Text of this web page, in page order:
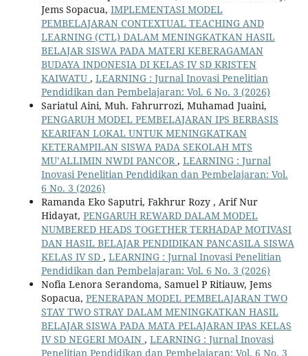
Jems Sopacua, IMPLEMENTASI MODEL
PEMBELAJARAN CONTEXTUAL TEACHING AND
LEARNING (CTL) DALAM MENINGKATKAN HASIL
BELAJAR SISWA PADA MATERI KEBERAGAMAN
BUDAYA INDONESIA DI KELAS IV SD KRISTEN
KAIWATU , LEARNING : Jurnal Inovasi Penelitian
Pendidikan dan Pembelajaran: Vol. 6 No. 3 (2026)
Sariatul Aini, Muh. Fahrurrozi, Muhamad Juaini,
PENGARUH MODEL PEMBELAJARAN IPS BERBASIS
KEARIFAN LOKAL UNTUK MENINGKATKAN
KETERAMPILAN SISWA PADA SEKOLAH MTS
MU’ALLIMIN NWDI PANCOR , LEARNING : Jurnal
Inovasi Penelitian Pendidikan dan Pembelajaran: Vol.
6 No. 3 (2026)
Ramanda Eko Saputri, Fakhrur Rozy , Arif Nur
Hidayat, PENGARUH REWARD DALAM MODEL
NUMBERED HEADS TOGETHER TERHADAP MOTIVASI
DAN HASIL BELAJAR PENDIDIKAN PANCASILA SISWA
KELAS IV SD , LEARNING : Jurnal Inovasi Penelitian
Pendidikan dan Pembelajaran: Vol. 6 No. 3 (2026)
Nofia Lenora Serandoma, Samuel P Ritiauw, Jems
Sopacua, PENERAPAN MODEL PEMBELAJARAN TWO
STAY TWO STRAY DALAM MENINGKATKAN HASIL
BELAJAR SISWA PADA MATA PELAJARAN IPAS KELAS
IV SD NEGERI MOAIN , LEARNING : Jurnal Inovasi
Penelitian Pendidikan dan Pembelajaran: Vol. 6 No. 3